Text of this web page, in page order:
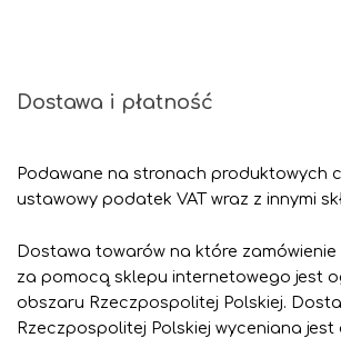
CYNDI
TRIANGLE
MEBLE
Dostawa i płatność
Podawane na stronach produktowych
ustawowy podatek VAT wraz z innymi
Dostawa towarów na które zamówienie
za pomocą sklepu internetowego jest
obszaru Rzeczpospolitej Polskiej.
Rzeczpospolitej Polskiej wyceniana